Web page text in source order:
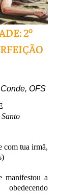
2º
OFS
tua irmã,
a